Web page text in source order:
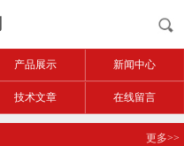
产品展示 新闻中心
技术文章 在线留言
更多>>